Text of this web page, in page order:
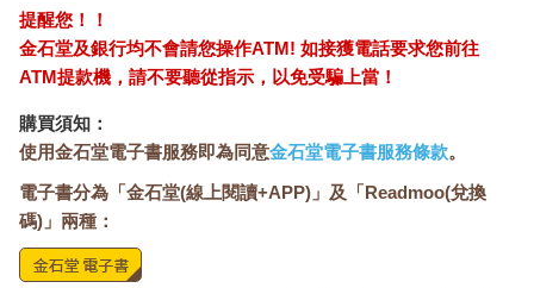
非常具有吸引力的。
看場合說話、看氣氛做事的一大好處，即我們可以和大家連
結，並且分享相同的經驗，這種連結會產生幸福感和歸屬感。一
開始就了解整體情況，可以讓你準備好在對話中展現自我，因為
你能夠把注意力轉向外面的世界，而不只是關心自己的內心。
「好吧，」你現在豁然開朗：「我知道了。但是我出席的大
部分場合都沒有單向鏡，然後我不得不走進現場，有這麼多事發
生，我該怎麼做，才能保持隱形狀態，進行觀察呢？」
問得好！這裡有幾個構想可供參考。
◎從場外開始
在這個場合外面，找一個不太顯眼的位置，你可以在這裡觀
提醒您！！
金石堂及銀行均不會請您操作ATM! 如接獲電話要求您前往
ATM提款機，請不要聽從指示，以免受騙上當！
購買須知：
使用金石堂電子書服務即為同意金石堂電子書服務條款。
電子書分為「金石堂(線上閱讀+APP)」及「Readmoo(兌換
碼)」兩種：